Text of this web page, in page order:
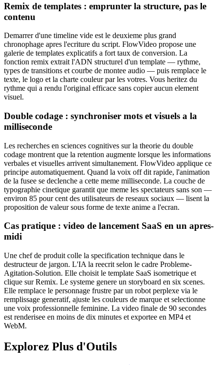
Remix de templates : emprunter la structure, pas le
contenu
Demarrer d'une timeline vide est le deuxieme plus grand
chronophage apres l'ecriture du script. FlowVideo propose une
galerie de templates explicatifs a fort taux de conversion. La
fonction remix extrait l'ADN structurel d'un template — rythme,
types de transitions et courbe de montee audio — puis remplace le
texte, le logo et la charte couleur par les votres. Vous heritez du
rythme qui a rendu l'original efficace sans copier aucun element
visuel.
Double codage : synchroniser mots et visuels a la
milliseconde
Les recherches en sciences cognitives sur la theorie du double
codage montrent que la retention augmente lorsque les informations
verbales et visuelles arrivent simultanement. FlowVideo applique ce
principe automatiquement. Quand la voix off dit rapide, l'animation
de la fusee se declenche a cette meme milliseconde. La couche de
typographie cinetique garantit que meme les spectateurs sans son —
environ 85 pour cent des utilisateurs de reseaux sociaux — lisent la
proposition de valeur sous forme de texte anime a l'ecran.
Cas pratique : video de lancement SaaS en un apres-
midi
Une chef de produit colle la specification technique dans le
destructeur de jargon. L'IA la reecrit selon le cadre Probleme-
Agitation-Solution. Elle choisit le template SaaS isometrique et
clique sur Remix. Le systeme genere un storyboard en six scenes.
Elle remplace le personnage frustre par un robot perplexe via le
remplissage generatif, ajuste les couleurs de marque et selectionne
une voix professionnelle feminine. La video finale de 90 secondes
est renderisee en moins de dix minutes et exportee en MP4 et
WebM.
Explorez Plus d'Outils